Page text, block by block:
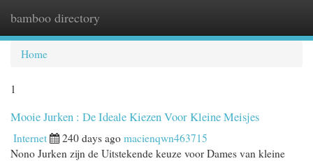
bamboo directory
Home
1
Mooie Jurken : De Ideale Kiezen Voor Kleine Meisjes
Internet 240 days ago macienqwn463715
Nono Jurken zijn de Uitstekende keuze voor Dames van kleine